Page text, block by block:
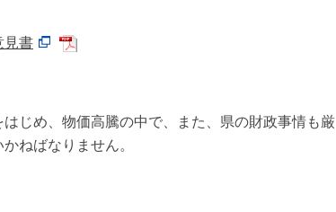
見書
じめ、物価高騰の中で、また、県の財政事情も厳
ねばなりません。